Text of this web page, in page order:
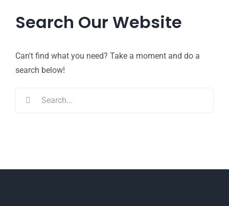
Search Our Website
Can't find what you need? Take a moment and do a
search below!